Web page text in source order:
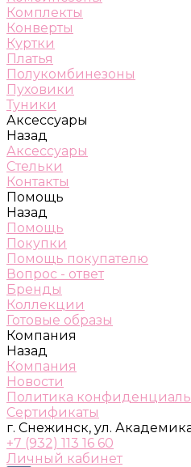
Комплекты
Конверты
Куртки
Платья
Полукомбинезоны
Пуховики
Туники
Аксессуары
Назад
Аксессуары
Стельки
Контакты
Помощь
Назад
Помощь
Покупки
Помощь покупателю
Вопрос - ответ
Бренды
Коллекции
Готовые образы
Компания
Назад
Компания
Новости
Политика
Сертификаты
г. Снежинск, ул.
+7 (932) 113 16 60
Личный кабинет